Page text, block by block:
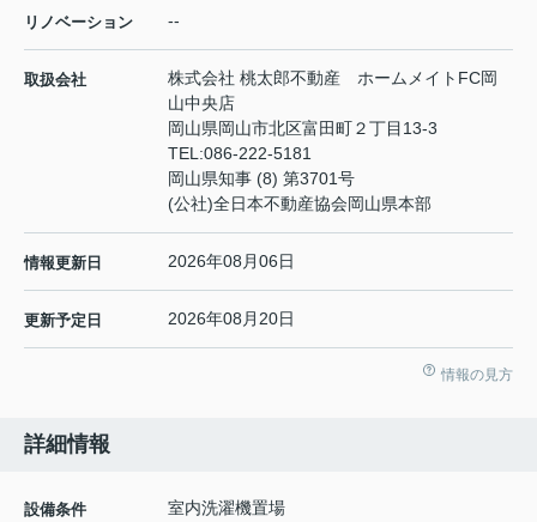
リノベーション --
取扱会社
株式会社 桃太郎不動産 ホームメイトFC岡
山中央店
岡山県岡山市北区富田町２丁目13-3
TEL:086-222-5181
岡山県知事 (8) 第3701号
(公社)全日本不動産協会岡山県本部
情報更新日 2026年08月06日
更新予定日 2026年08月20日
情報の見方
詳細情報
設備条件
室内洗濯機置場